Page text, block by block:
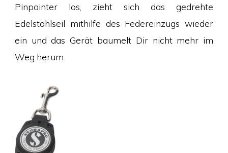
Pinpointer los, zieht sich das gedrehte
Edelstahlseil mithilfe des Federeinzugs wieder
ein und das Gerät baumelt Dir nicht mehr im
Weg herum.